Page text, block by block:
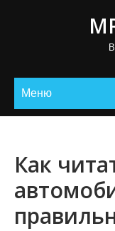
Меню
Как